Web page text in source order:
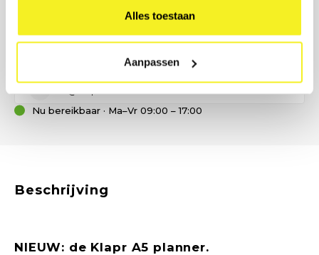
Alles toestaan
Aanpassen
— wij denken met u mee over formaat, materiaal en
bedrukking.
Nu bereikbaar · Ma–Vr 09:00 – 17:00
Beschrijving
NIEUW: de Klapr A5 planner.